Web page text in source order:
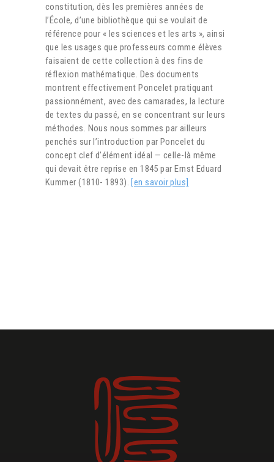
constitution, dès les premières années de
l’École, d’une bibliothèque qui se voulait de
référence pour « les sciences et les arts », ainsi
que les usages que professeurs comme élèves
faisaient de cette collection à des fins de
réflexion mathématique. Des documents
montrent effectivement Poncelet pratiquant
passionnément, avec des camarades, la lecture
de textes du passé, en se concentrant sur leurs
méthodes. Nous nous sommes par ailleurs
penchés sur l’introduction par Poncelet du
concept clef d’élément idéal — celle-là même
qui devait être reprise en 1845 par Ernst Eduard
Kummer (1810- 1893). [en savoir plus]